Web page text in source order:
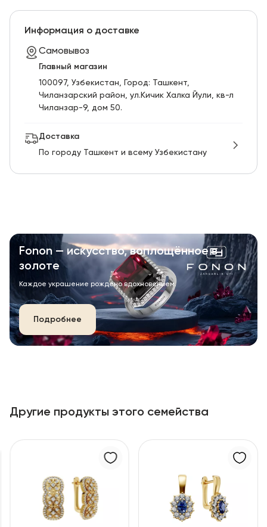
Информация о доставке
Самовывоз
Главный магазин
100097, Узбекистан, Город: Ташкент,
Чиланзарский pайон, ул.Кичик Халка Йули, кв-л
Чиланзар-9, дом 50.
Доставка
По городу Ташкент и всему Узбекистану
Fonon — искусство, воплощённое в
золоте
Каждое украшение рождено вдохновением.
Подробнее
Другие продукты этого семейства